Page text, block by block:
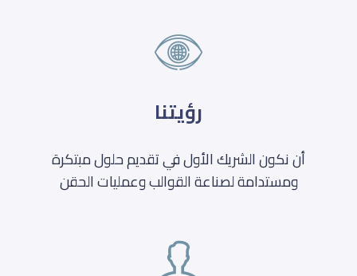
رؤيتنا
أن نكون الشريك الأول في تقديم حلول مبتكرة
ومستدامة لصناعة القوالب وعمليات الحقن